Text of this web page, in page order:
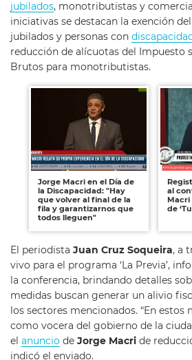
jubilados, monotributistas y
iniciativas se destacan la exención
jubilados y personas con
reducción de alícuotas del Impuesto
Brutos para monotributistas.
Jorge Macri en el Día de
la Discapacidad: "Hay
que volver al final de la
fila y garantizarnos que
todos lleguen"
al
Macri
de
El periodista Juan Cruz Soqueira, a
vivo para el programa ‘La Previa’,
la conferencia, brindando detalles
medidas buscan generar un alivio
los sectores mencionados. “En
como vocera del gobierno de la
el anuncio de Jorge Macri de
indicó el enviado.